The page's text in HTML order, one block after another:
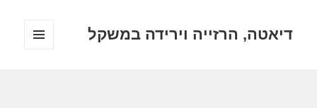
דיאטה, הרזייה וירידה במשקל